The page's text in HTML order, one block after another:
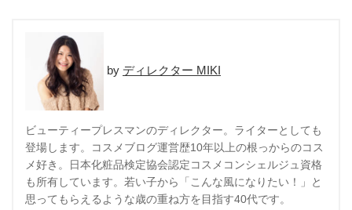
ディレクター MIKI
ビューティープレスマンのディレクター。ライターとしても
登場します。コスメブログ運営歴10年以上の根っからのコス
メ好き。日本化粧品検定協会認定コスメコンシェルジュ資格
も所有しています。若い子から「こんな風になりたい！」と
思ってもらえるような歳の重ね方を目指す40代です。